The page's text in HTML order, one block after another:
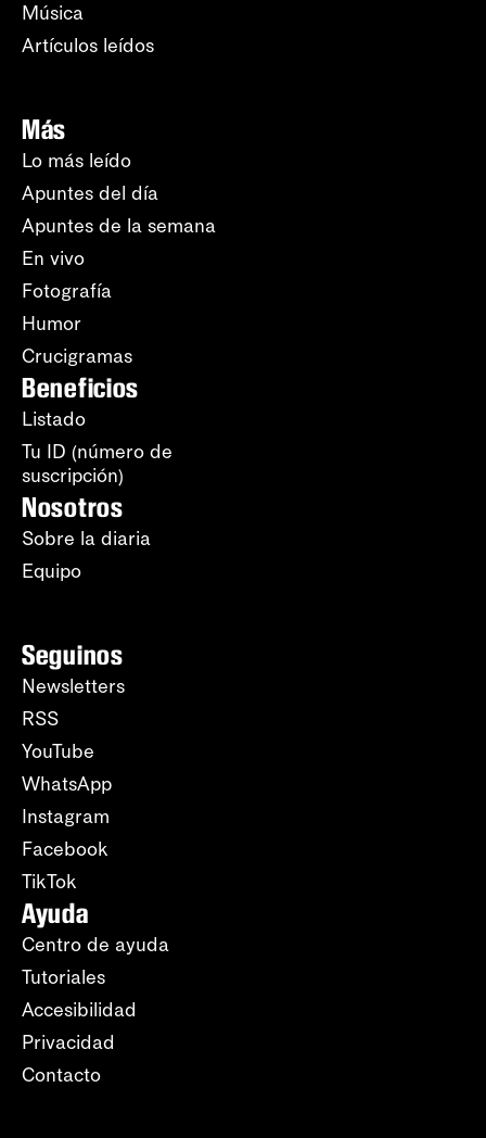
Música
Artículos leídos
Más
Lo más leído
Apuntes del día
Apuntes de la semana
En vivo
Fotografía
Humor
Crucigramas
Beneficios
Listado
Tu ID (número de
suscripción)
Nosotros
Sobre la diaria
Equipo
Seguinos
Newsletters
RSS
YouTube
WhatsApp
Instagram
Facebook
TikTok
Ayuda
Centro de ayuda
Tutoriales
Accesibilidad
Privacidad
Contacto